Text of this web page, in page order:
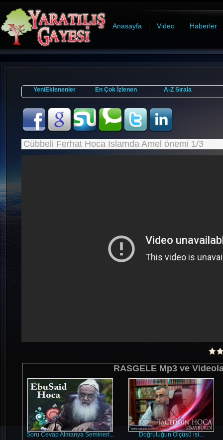
Anasayfa Video Haberler
YeniEklenenler En Çok İzlenen A-Z Sırala
Cübbeli Ferhat Hoca Islamda Amel önemi 1/3
RASGELE Mp3 ve
Soru Cevap Almanya Semineri... Doğruluğun Ölçüsü isi...